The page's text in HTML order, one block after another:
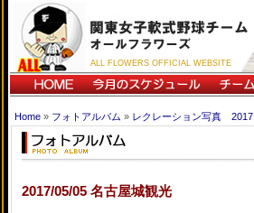
ALL FLOWERS OFFICIAL WEBSITE
Home » フォトアルバム » レクレーション写真 2017
2017/05/05 名古屋城観光